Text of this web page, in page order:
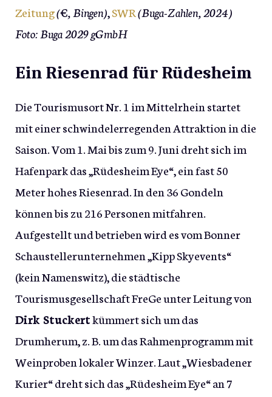
Zeitung(€, Bingen),SWR(Buga-Zahlen, 2024)
Foto: Buga 2029 gGmbH
Ein Riesenrad für Rüdesheim
Die Tourismusort Nr. 1 im Mittelrhein startet
mit einer schwindelerregenden Attraktion in die
Saison. Vom 1. Mai bis zum 9. Juni dreht sich im
Hafenpark das „Rüdesheim Eye“, ein fast 50
Meter hohes Riesenrad. In den 36 Gondeln
können bis zu 216 Personen mitfahren.
Aufgestellt und betrieben wird es vom Bonner
Schaustellerunternehmen „Kipp Skyevents“
(kein Namenswitz), die städtische
Tourismusgesellschaft FreGe unter Leitung von
Dirk Stuckertkümmert sich um das
Drumherum, z. B. um das Rahmenprogramm mit
Weinproben lokaler Winzer. Laut „Wiesbadener
Kurier“ dreht sich das „Rüdesheim Eye“ an 7